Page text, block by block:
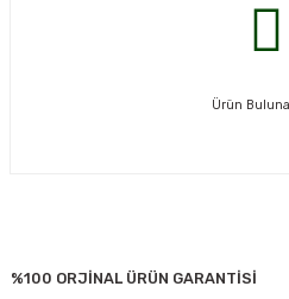
Ürün
%100 ORJİNAL ÜRÜN GARANTİSİ